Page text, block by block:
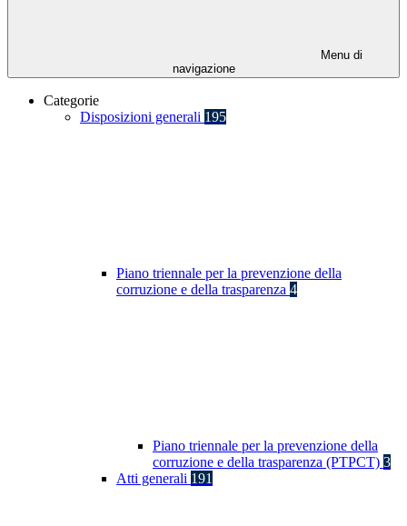
Menu di
navigazione
Categorie
Disposizioni generali 195
Piano triennale per la prevenzione della
corruzione e della trasparenza 4
Piano triennale per la prevenzione della
corruzione e della trasparenza (PTPCT) 3
Atti generali 191